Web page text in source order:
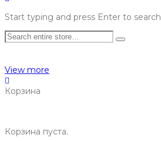
Start typing and press Enter to search
View more
Корзина
Корзина пуста.